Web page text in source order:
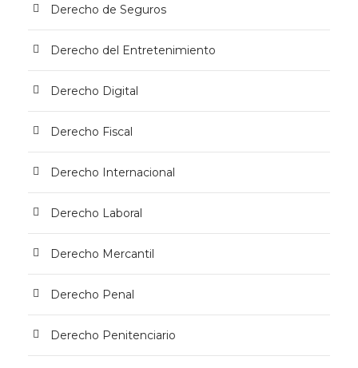
Derecho de Seguros
Derecho del Entretenimiento
Derecho Digital
Derecho Fiscal
Derecho Internacional
Derecho Laboral
Derecho Mercantil
Derecho Penal
Derecho Penitenciario